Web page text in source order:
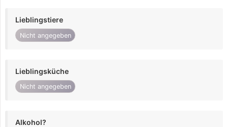
Lieblingstiere
Nicht angegeben
Lieblingsküche
Nicht angegeben
Alkohol?